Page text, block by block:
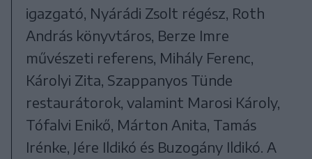
igazgató, Nyárádi Zsolt régész, Roth
András könyvtáros, Berze Imre
művészeti referens, Mihály Ferenc,
Károlyi Zita, Szappanyos Tünde
restaurátorok, valamint Marosi Károly,
Tófalvi Enikő, Márton Anita, Tamás
Irénke, Jére Ildikó és Buzogány Ildikó. A